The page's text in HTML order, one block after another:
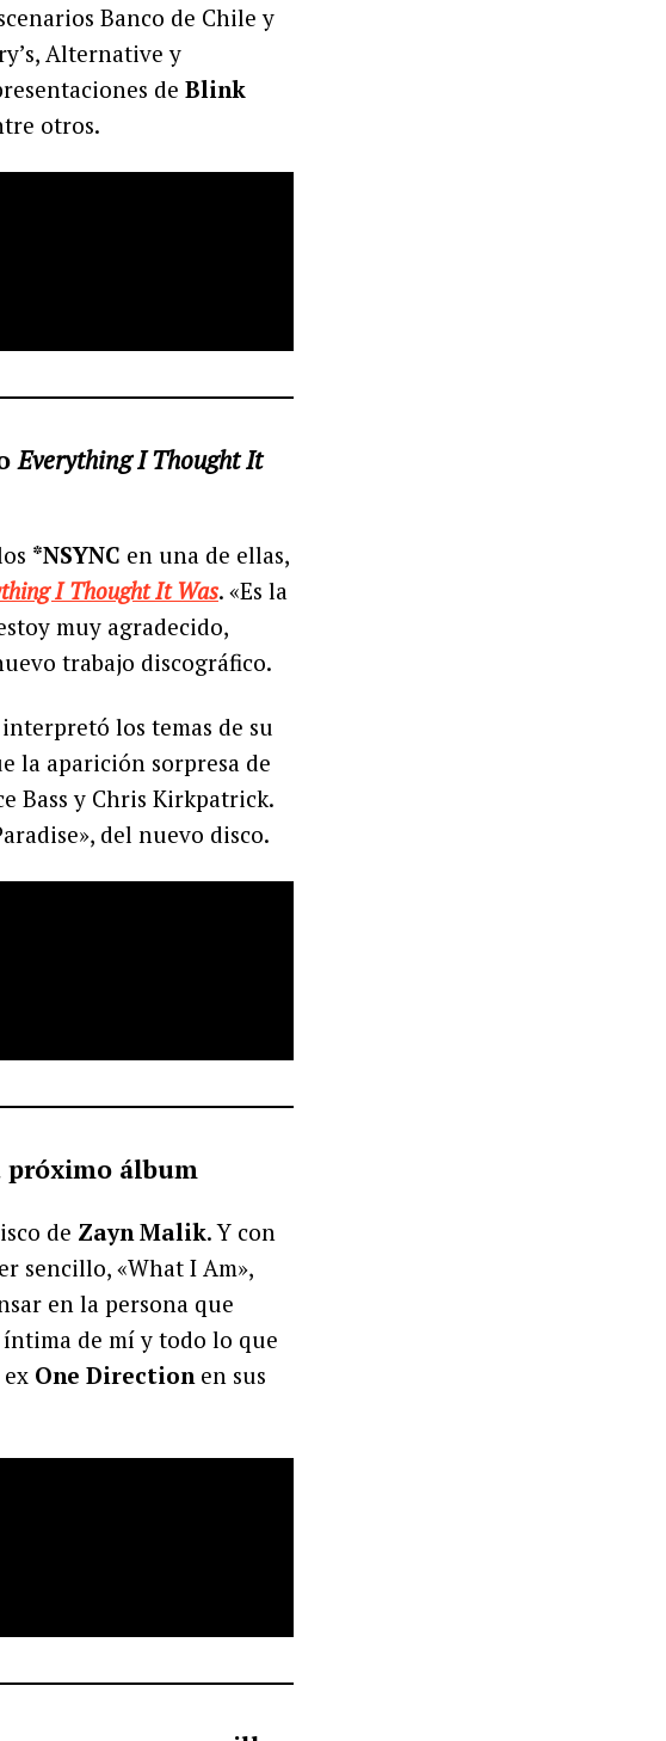
Banco de Chile y
Alternative y
de Blink
otros.
Everything I Thought It
*NSYNC en una de ellas,
I Thought It Was. «Es la
muy agradecido,
trabajo discográfico.
los temas de su
la aparición sorpresa de
Bass y Chris Kirkpatrick.
del nuevo disco.
próximo álbum
de Zayn Malik. Y con
sencillo, «What I Am»,
en la persona que
íntima de mí y todo lo que
One Direction en sus